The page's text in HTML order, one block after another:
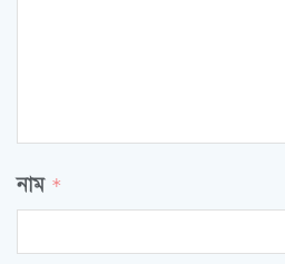
নাম *